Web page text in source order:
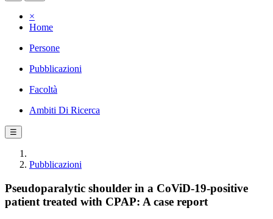
×
Home
Persone
Pubblicazioni
Facoltà
Ambiti Di Ricerca
☰
Pubblicazioni
Pseudoparalytic shoulder in a CoViD-19-positive
patient treated with CPAP: A case report